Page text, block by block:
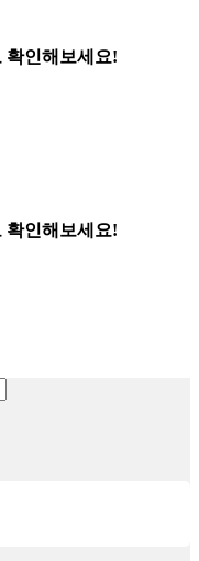
확인해보세요!
확인해보세요!